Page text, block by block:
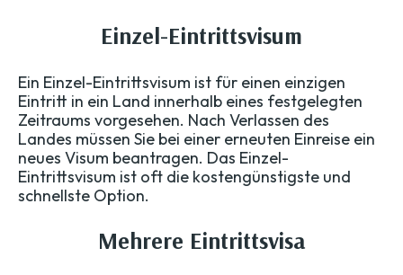
Einzel-Eintrittsvisum
Ein Einzel-Eintrittsvisum ist für einen einzigen
Eintritt in ein Land innerhalb eines festgelegten
Zeitraums vorgesehen. Nach Verlassen des
Landes müssen Sie bei einer erneuten Einreise ein
neues Visum beantragen. Das Einzel-
Eintrittsvisum ist oft die kostengünstigste und
schnellste Option.
Mehrere Eintrittsvisa